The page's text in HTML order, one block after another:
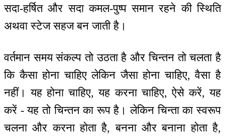
सदा-हर्षित और सदा कमल-पुष्प समान रहने की स्थिति
अथवा स्टेज सहज बन जाती है।
वर्तमान समय संकल्प तो उठता है और चिन्तन तो चलता है
कि कैसा होना चाहिए लेकिन जैसा होना चाहिए, वैसा है
नहीं। यह होना चाहिए, यह करना चाहिए, ऐसे करें, यह
करें - यह तो चिन्तन का रूप है। लेकिन चिन्ता का स्वरूप
चलना और करना होता है, बनना और बनाना होता है,